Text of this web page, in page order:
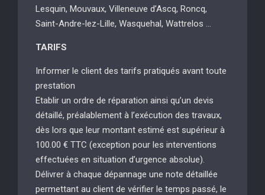
Lesquin, Mouvaux, Villeneuve d’Ascq, Roncq,
Saint-Andre-lez-Lille, Wasquehal, Wattrelos …
TARIFS
Informer le client des tarifs pratiqués avant toute
prestation
Etablir un ordre de réparation ainsi qu’un devis
détaillé, préalablement à l’exécution des travaux,
dès lors que leur montant estimé est supérieur à
100.00 € TTC (exception pour les interventions
effectuées en situation d’urgence absolue).
Délivrer à chaque dépannage une note détaillée
permettant au client de vérifier le temps passé, le